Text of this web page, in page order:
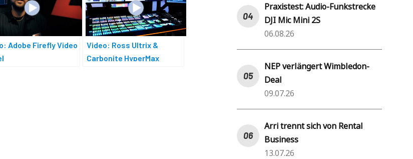
Adobe Firefly Video
Video: Ross Ultrix &
Carbonite HyperMax
Praxistest: Audio-Funkstrecke
DJI Mic Mini 2S
06.08.26
NEP verlängert Wimbledon-
Deal
09.07.26
Arri trennt sich von Rental
Business
13.07.26